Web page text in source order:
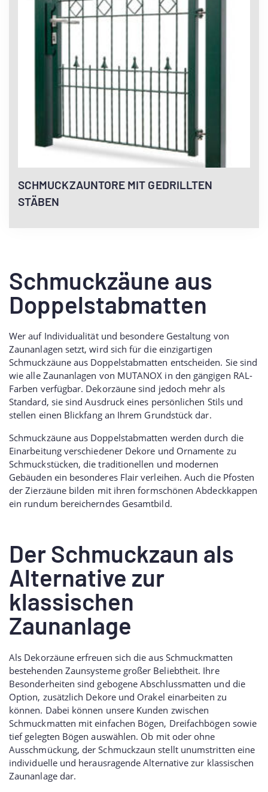
SCHMUCKZAUNTORE MIT GEDRILLTEN
STÄBEN
Schmuckzäune aus
Doppelstabmatten
Wer auf Individualität und besondere Gestaltung von
Zaunanlagen setzt, wird sich für die einzigartigen
Schmuckzäune aus Doppelstabmatten entscheiden. Sie sind
wie alle Zaunanlagen von MUTANOX in den gängigen RAL-
Farben verfügbar. Dekorzäune sind jedoch mehr als
Standard, sie sind Ausdruck eines persönlichen Stils und
stellen einen Blickfang an Ihrem Grundstück dar.
Schmuckzäune aus Doppelstabmatten werden durch die
Einarbeitung verschiedener Dekore und Ornamente zu
Schmuckstücken, die traditionellen und modernen
Gebäuden ein besonderes Flair verleihen. Auch die Pfosten
der Zierzäune bilden mit ihren formschönen Abdeckkappen
ein rundum bereicherndes Gesamtbild.
Der Schmuckzaun als
Alternative zur
klassischen
Zaunanlage
Als Dekorzäune erfreuen sich die aus Schmuckmatten
bestehenden Zaunsysteme großer Beliebtheit. Ihre
Besonderheiten sind gebogene Abschlussmatten und die
Option, zusätzlich Dekore und Orakel einarbeiten zu
können. Dabei können unsere Kunden zwischen
Schmuckmatten mit einfachen Bögen, Dreifachbögen sowie
tief gelegten Bögen auswählen. Ob mit oder ohne
Ausschmückung, der Schmuckzaun stellt unumstritten eine
individuelle und herausragende Alternative zur klassischen
Zaunanlage dar.